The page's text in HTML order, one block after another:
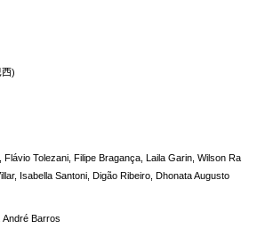
)
Flávio Tolezani, Filipe Bragança, Laila Garin, Wilson Ra
Isabella Santoni, Digão Ribeiro, Dhonata Augusto
André Barros